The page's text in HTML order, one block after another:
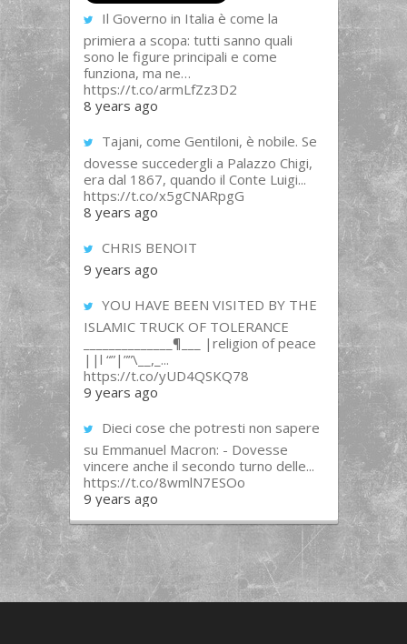
Il Governo in Italia è come la
primiera a scopa: tutti sanno quali
sono le figure principali e come
funziona, ma ne…
https://t.co/armLfZz3D2
8 years ago
Tajani, come Gentiloni, è nobile. Se
dovesse succedergli a Palazzo Chigi,
era dal 1867, quando il Conte Luigi...
https://t.co/x5gCNARpgG
8 years ago
CHRIS BENOIT
9 years ago
YOU HAVE BEEN VISITED BY THE
ISLAMIC TRUCK OF TOLERANCE
______________¶___ |religion of peace
||l “”|””\__,_...
https://t.co/yUD4QSKQ78
9 years ago
Dieci cose che potresti non sapere
su Emmanuel Macron: - Dovesse
vincere anche il secondo turno delle...
https://t.co/8wmlN7ESOo
9 years ago